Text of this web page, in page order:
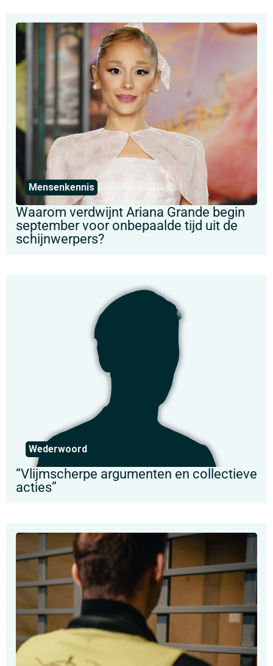
Mensenkennis
Waarom verdwijnt Ariana Grande begin
september voor onbepaalde tijd uit de
schijnwerpers?
Wederwoord
“Vlijmscherpe argumenten en collectieve
acties”